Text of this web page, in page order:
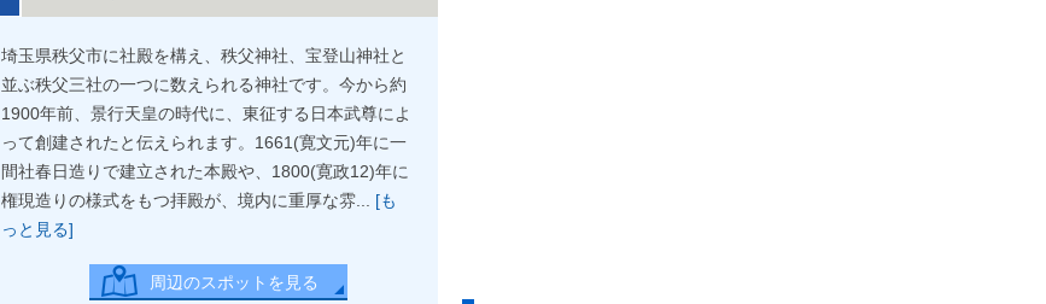
埼玉県秩父市に社殿を構え、秩父神社、宝登山神社と
並ぶ秩父三社の一つに数えられる神社です。今から約
1900年前、景行天皇の時代に、東征する日本武尊によ
って創建されたと伝えられます。1661(寛文元)年に一
間社春日造りで建立された本殿や、1800(寛政12)年に
権現造りの様式をもつ拝殿が、境内に重厚な雰... [も
っと見る]
周辺のスポットを見る